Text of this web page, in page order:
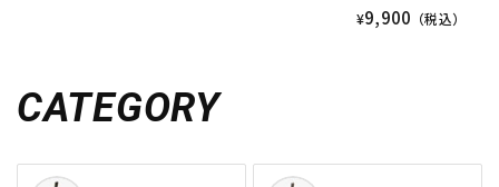
¥9,900 （税込）
CATEGORY